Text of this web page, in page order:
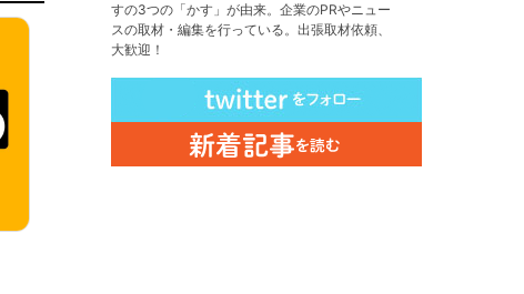
すの3つの「かす」が由来。企業のPRやニュー
スの取材・編集を行っている。出張取材依頼、
大歓迎！